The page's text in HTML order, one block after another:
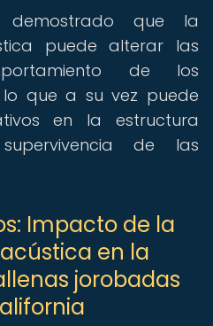
demostrado que la
puede alterar las
de los
lo que a su vez puede
en la estructura
de las
Impacto de la
en la
jorobadas